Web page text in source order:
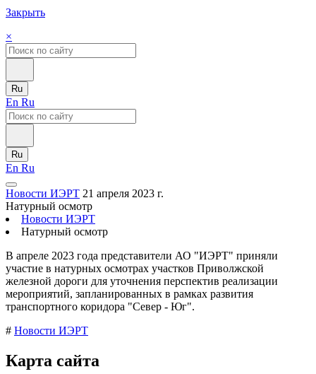
Закрыть
×
Ru
En Ru
Ru
En Ru
Новости ИЭРТ 21 апреля 2023 г.
Натурный осмотр
Новости ИЭРТ
Натурный осмотр
В апреле 2023 года представители АО "ИЭРТ" приняли
участие в натурных осмотрах участков Приволжской
железной дороги для уточнения перспектив реализации
мероприятий, запланированных в рамках развития
транспортного коридора "Север - Юг".
# Новости ИЭРТ
Карта сайта